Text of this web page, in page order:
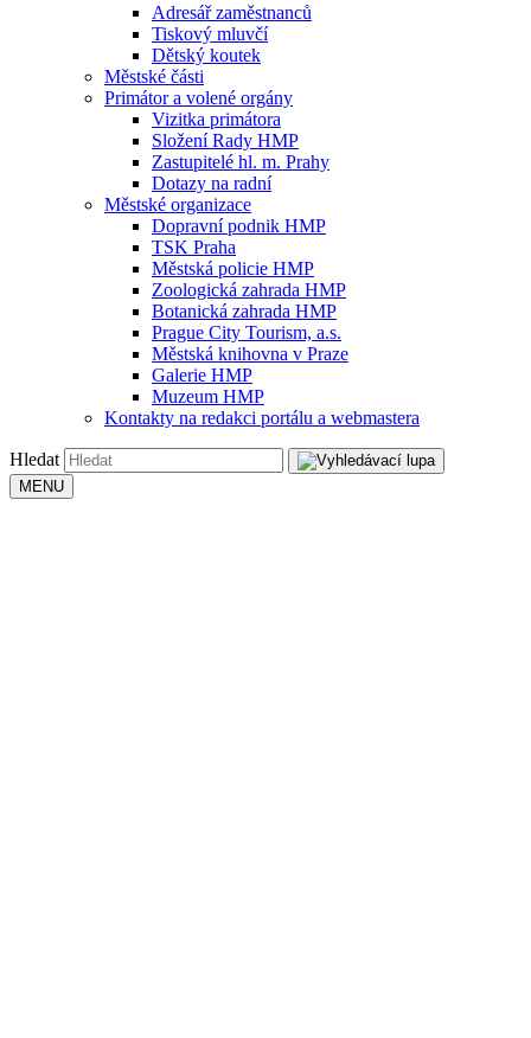
Adresář zaměstnanců
Tiskový mluvčí
Dětský koutek
Městské části
Primátor a volené orgány
Vizitka primátora
Složení Rady HMP
Zastupitelé hl. m. Prahy
Dotazy na radní
Městské organizace
Dopravní podnik HMP
TSK Praha
Městská policie HMP
Zoologická zahrada HMP
Botanická zahrada HMP
Prague City Tourism, a.s.
Městská knihovna v Praze
Galerie HMP
Muzeum HMP
Kontakty na redakci portálu a webmastera
Hledat
MENU